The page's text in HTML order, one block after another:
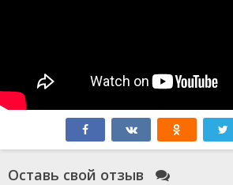
Оставь свой отзыв